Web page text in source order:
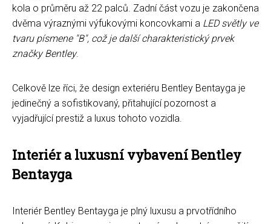
kola o průměru až 22 palců. Zadní část vozu je zakončena
dvěma výraznými výfukovými koncovkami a LED světly ve
tvaru písmene "B", což je další charakteristický prvek
značky Bentley.
Celkově lze říci, že design exteriéru Bentley Bentayga je
jedinečný a sofistikovaný, přitahující pozornost a
vyjadřující prestiž a luxus tohoto vozidla.
Interiér a luxusní vybavení Bentley
Bentayga
Interiér Bentley Bentayga je plný luxusu a prvotřídního